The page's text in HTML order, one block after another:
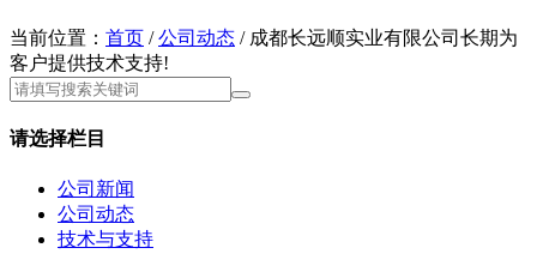
当前位置： 首页 /公司动态 / 成都长远顺实业有限公司长期为
客户提供技术支持!
请选择栏目
公司新闻
公司动态
技术与支持